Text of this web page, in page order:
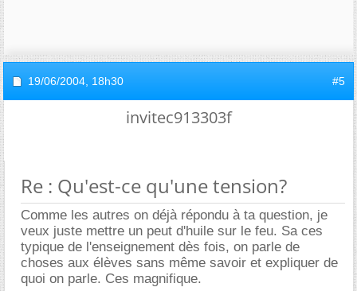
19/06/2004, 18h30 #5
invitec913303f
Re : Qu'est-ce qu'une tension?
Comme les autres on déjà répondu à ta question, je
veux juste mettre un peut d'huile sur le feu. Sa ces
typique de l'enseignement dès fois, on parle de
choses aux élèves sans même savoir et expliquer de
quoi on parle. Ces magnifique.